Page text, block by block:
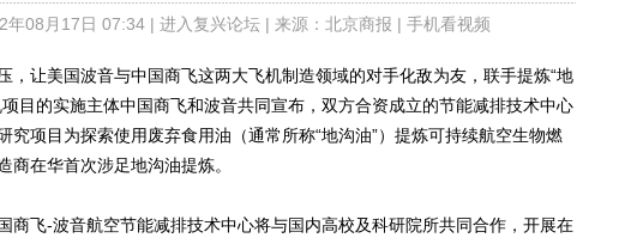
年08月17日 07:34 | 进入复兴论坛| 来源：北京商报 | 手机看视频
让美国波音与中国商飞这两大飞机制造领域的对手化敌为友，联手提炼“地
目的实施主体中国商飞和波音共同宣布，双方合资成立的节能减排技术中心
究项目为探索使用废弃食用油（通常所称“地沟油”）提炼可持续航空生物燃
商在华首次涉足地沟油提炼。
飞-波音航空节能减排技术中心将与国内高校及科研院所共同合作，开展在